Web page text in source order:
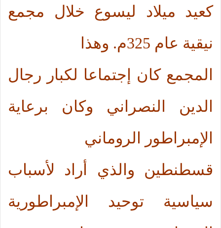
كعيد ميلاد ليسوع خلال مجمع
نيقية عام 325م. وهذا
المجمع كان إجتماعا لكبار رجال
الدين النصراني وكان برعاية
الإمبراطور الروماني
قسطنطين والذي أراد لأسباب
سياسية توحيد الإمبراطورية